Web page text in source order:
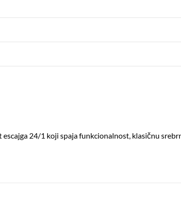
24/1 koji spaja funkcionalnost, klasičnu